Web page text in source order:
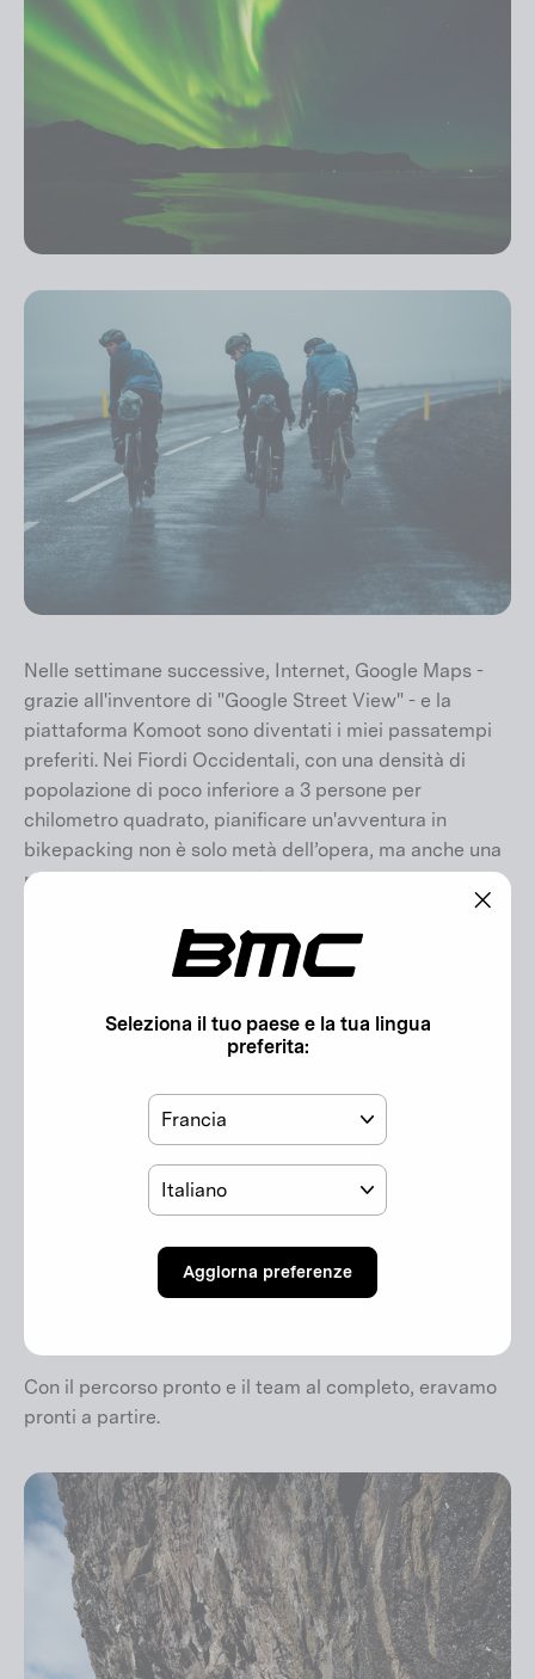
Nelle settimane successive, Internet, Google Maps -
grazie all'inventore di "Google Street View" - e la
piattaforma Komoot sono diventati i miei passatempi
preferiti. Nei Fiordi Occidentali, con una densità di
popolazione di poco inferiore a 3 persone per
chilometro quadrato, pianificare un'avventura in
bikepacking non è solo metà dell’opera, ma anche una
piccola assicurazione in più. Alla fine, la mia Komoot
Collection consisteva in quasi 900 km e poco più di
10.000 metri di dislivello.
rapidamente trasformato in un vero e proprio progetto!
E poi è arrivata il Covid, con conseguenti limitazioni e
restrizioni di viaggio, che hanno portato a una pausa
creativa di un anno e mezzo fino alla seconda
ripartenza dell'autunno del 2021.
Fortunatamente, la ricerca di compagni di viaggio
volare i droni, non è stata molto difficile.
Con il percorso pronto e il team al completo, eravamo
pronti a partire.
Seleziona il tuo paese e la tua lingua
preferita:
Paese
Lingua
Aggiorna preferenze